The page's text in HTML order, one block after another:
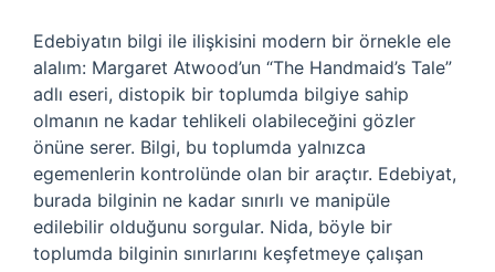
Edebiyatın bilgi ile ilişkisini modern bir örnekle ele
alalım: Margaret Atwood’un “The Handmaid’s Tale”
adlı eseri, distopik bir toplumda bilgiye sahip
olmanın ne kadar tehlikeli olabileceğini gözler
önüne serer. Bilgi, bu toplumda yalnızca
egemenlerin kontrolünde olan bir araçtır. Edebiyat,
burada bilginin ne kadar sınırlı ve manipüle
edilebilir olduğunu sorgular. Nida, böyle bir
toplumda bilginin sınırlarını keşfetmeye çalışan